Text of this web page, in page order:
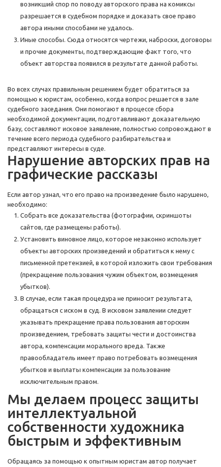
возникший спор по поводу авторского права на комиксы
разрешается в судебном порядке и доказать свое право
автора иными способами не удалось.
Иные способы. Сюда относятся чертежи, наброски, договоры
и прочие документы, подтверждающие факт того, что
объект авторства появился в результате данной работы.
Во всех случах правильным решением будет обратиться за
помощью к юристам, особенно, когда вопрос решается в зале
судебного заседания. Они помогают в процессе сбора
необходимой документации, подготавливают доказательную
базу, составляют исковое заявление, полностью сопровождают в
течение всего периода судебного разбирательства и
представляют интересы в суде.
Нарушение авторских прав на
графические рассказы
Если автор узнал, что его право на произведение было нарушено,
необходимо:
Собрать все доказательства (фотографии, скриншоты
сайтов, где размещены работы).
Установить виновное лицо, которое незаконно использует
объекты авторских произведений и обратиться к нему с
письменной претензией, в которой изложить свои требования
(прекращение пользования чужим объектом, возмещения
убытков).
В случае, если такая процедура не приносит результата,
обращаться с иском в суд. В исковом заявлении следует
указывать прекращение права пользования авторским
произведением, требовать защиты чести и достоинства
автора, компенсации морального вреда. Также
правообладатель имеет право потребовать возмещения
убытков и выплаты компенсации за пользование
исключительным правом.
Мы делаем процесс защиты
интеллектуальной
собственности художника
быстрым и эффективным
Обращаясь за помощью к опытным юристам автор получает